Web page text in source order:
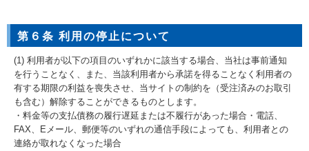
第６条 利用の停止について
(1) 利用者が以下の項目のいずれかに該当する場合、当社は事前通知
を行うことなく、また、当該利用者から承諾を得ることなく利用者の
有する期限の利益を喪失させ、当サイトの制約を（受注済みのお取引
も含む）解除することができるものとします。
・料金等の支払債務の履行遅延または不履行があった場合・電話、
FAX、Eメール、郵便等のいずれの通信手段によっても、利用者との
連絡が取れなくなった場合